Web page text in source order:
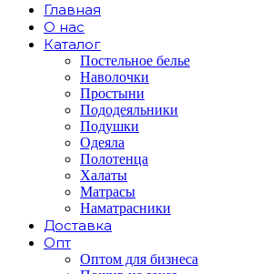
Главная
О нас
Каталог
Постельное белье
Наволочки
Простыни
Пододеяльники
Подушки
Одеяла
Полотенца
Халаты
Матрасы
Наматрасники
Доставка
Опт
Оптом для бизнеса